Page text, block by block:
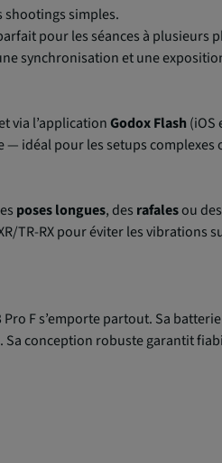
simples.
pour les séances à plusieurs
synchronisation et une
via l’applicationGodox Flash (iOS
idéal pour les setups
poses longues, des rafalesou des
TR-RX pour éviter les
Pro F s’emporte partout. Sa
. Sa conception robuste garantit